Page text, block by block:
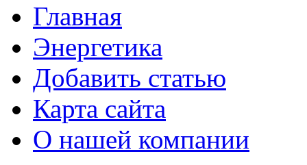
Главная
Энергетика
Добавить статью
Карта сайта
О нашей компании